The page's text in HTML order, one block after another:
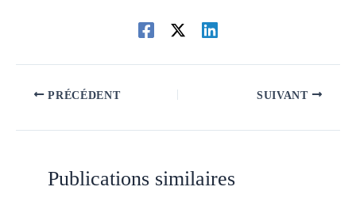
PRÉCÉDENT SUIVANT
Publications similaires